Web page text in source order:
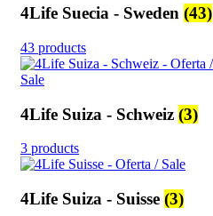
4Life Suecia - Sweden (43)
43 products
4Life Suiza - Schweiz (3)
3 products
4Life Suiza - Suisse (3)